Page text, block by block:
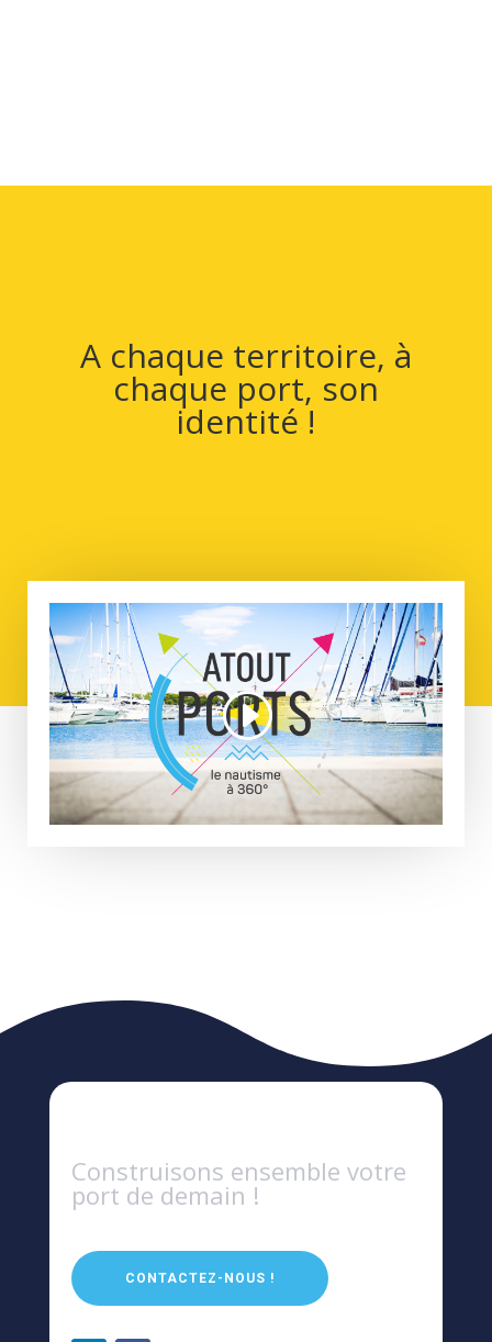
A chaque territoire, à
chaque port, son
identité !
Construisons ensemble votre
port de demain !
CONTACTEZ-NOUS !